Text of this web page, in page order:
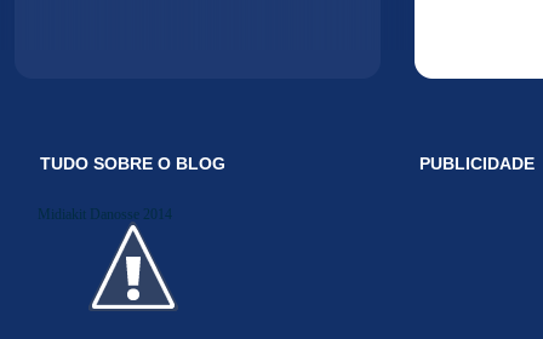
TUDO SOBRE O BLOG
Midiakit Danosse 2014
PUBLICIDADE